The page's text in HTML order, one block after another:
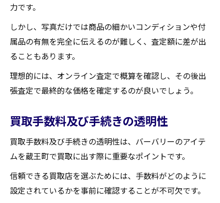
力です。
しかし、写真だけでは商品の細かいコンディションや付
属品の有無を完全に伝えるのが難しく、査定額に差が出
ることもあります。
理想的には、オンライン査定で概算を確認し、その後出
張査定で最終的な価格を確定するのが良いでしょう。
買取手数料及び手続きの透明性
買取手数料及び手続きの透明性は、バーバリーのアイテ
ムを蔵王町で買取に出す際に重要なポイントです。
信頼できる買取店を選ぶためには、手数料がどのように
設定されているかを事前に確認することが不可欠です。